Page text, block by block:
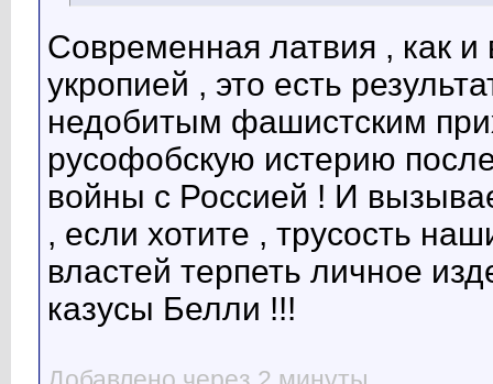
Современная латвия , как и
укропией , это есть
недобитым фашистским
русофобскую истерию
войны с Россией ! И
, если хотите , трусость
властей терпеть личное
казусы Белли !!!